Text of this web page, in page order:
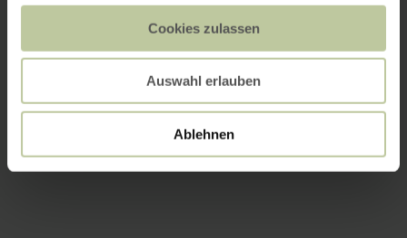
Cookies zulassen
Auswahl erlauben
Ablehnen